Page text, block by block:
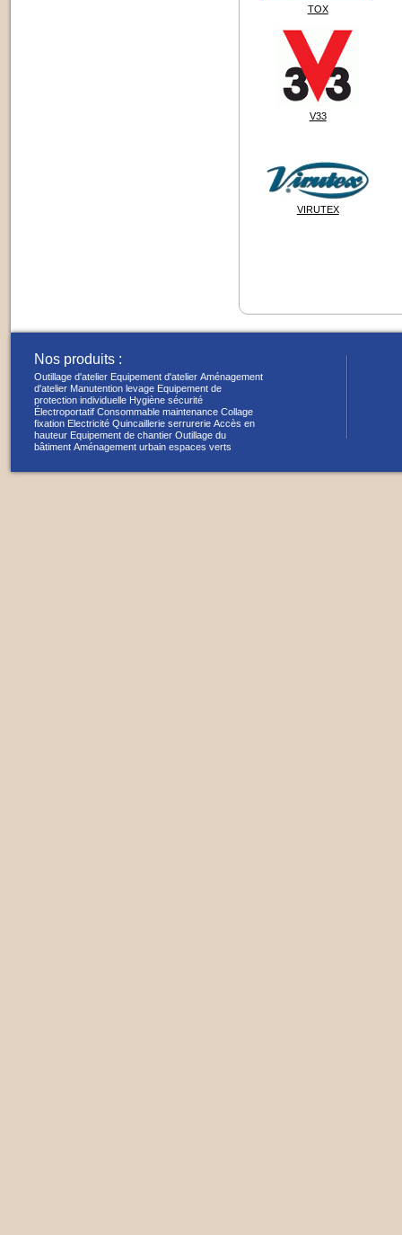
TOX
V33
VIRUTEX
Nos produits :
Outillage d'atelier Equipement d'atelier Aménagement
d'atelier Manutention levage Equipement de
protection individuelle Hygiène sécurité
Électroportatif Consommable maintenance Collage
fixation Electricité Quincaillerie serrurerie Accès en
hauteur Equipement de chantier Outillage du
bâtiment Aménagement urbain espaces verts